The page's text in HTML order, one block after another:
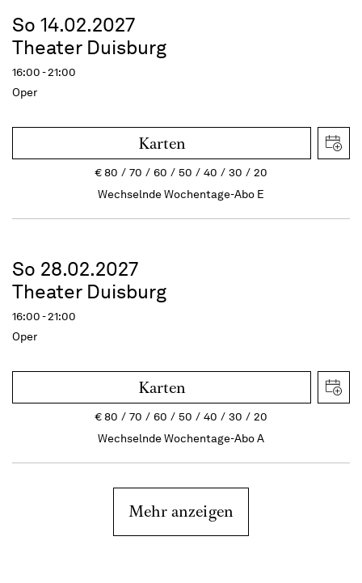
So 14.02.2027
Theater Duisburg
16:00 - 21:00
Oper
Karten
€80 70 60 50 40 30
20
Wechselnde Wochentage-Abo E
So 28.02.2027
Theater Duisburg
16:00 - 21:00
Oper
Karten
€80 70 60 50 40 30
20
Wechselnde Wochentage-Abo A
Mehr anzeigen